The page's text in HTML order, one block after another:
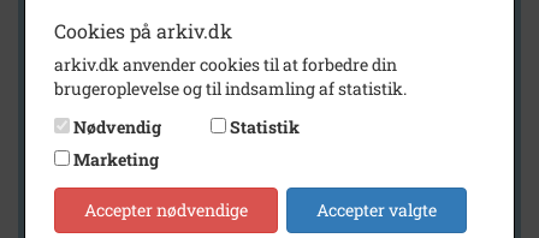
Arkiv
Glostrup Arkiv / Byhistorisk Hus
Cookies på arkiv.dk
arkiv.dk anvender cookies til at forbedre din
brugeroplevelse og til indsamling af statistik.
Nødvendig
Statistik
Marketing
Accepter nødvendige Accepter valgte